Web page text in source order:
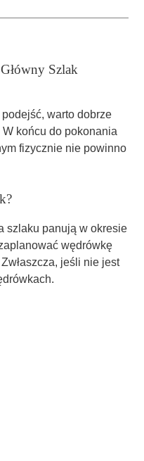
Szlak
warto dobrze
końcu do pokonania
fizycznie nie powinno
szlaku panują w okresie
wędrówkę
jeśli nie jest